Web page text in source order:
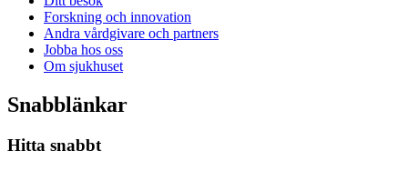
Forskning och innovation
Andra vårdgivare och partners
Jobba hos oss
Om sjukhuset
Snabblänkar
Hitta snabbt